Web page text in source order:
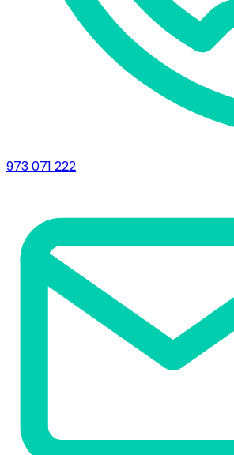
973 071 222